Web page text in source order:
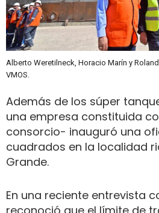
Alberto Weretilneck, Horacio Marín y
VMOS.
Además de los súper
una empresa constituida
consorcio- inauguró una
cuadrados en la localidad
Grande.
En una reciente entrevista